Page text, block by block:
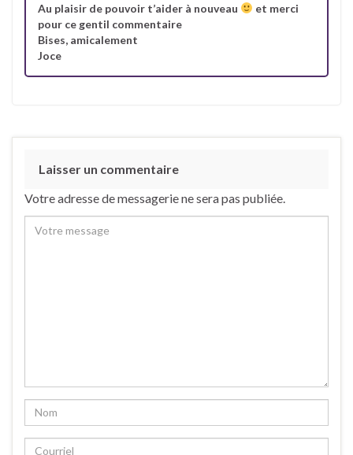
Au plaisir de pouvoir t’aider à nouveau
et merci
pour ce gentil commentaire
Bises, amicalement
Joce
Laisser un commentaire
Votre adresse de messagerie ne sera pas publiée.